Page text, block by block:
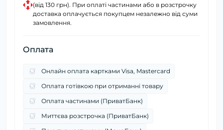
(від 130 грн). При оплаті частинами або в розстрочку
доставка оплачується покупцем незалежно від суми
замовлення.
Оплата
Онлайн оплата картками Visa, Mastercard
Оплата готівкою при отриманні товару
Оплата частинами (ПриватБанк)
Миттєва розстрочка (ПриватБанк)